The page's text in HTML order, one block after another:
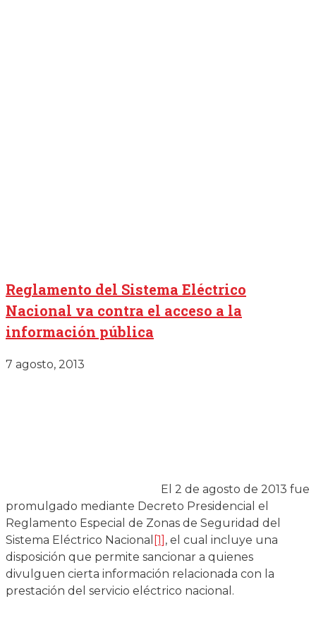
Reglamento del Sistema Eléctrico
Nacional va contra el acceso a la
información pública
7 agosto, 2013
El 2 de agosto de 2013 fue
promulgado mediante Decreto Presidencial el
Reglamento Especial de Zonas de Seguridad del
Sistema Eléctrico Nacional [1] , el cual incluye una
disposición que permite sancionar a quienes
divulguen cierta información relacionada con la
prestación del servicio eléctrico nacional.